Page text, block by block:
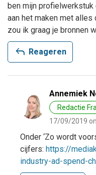
ben mijn
aan het maken met
zou ik graag je bronnen
reply Reageren
Annemiek
Redactie
17/09/2019
Onder ‘Zo wordt
cijfers: https://
industry-ad-spend-